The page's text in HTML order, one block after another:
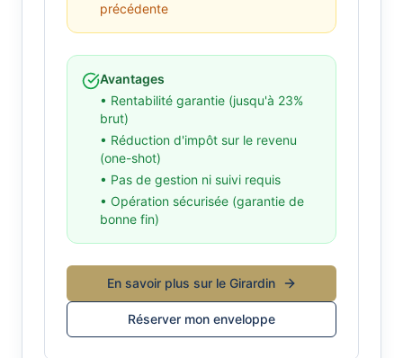
précédente
Avantages
• Rentabilité garantie (jusqu'à 23%
brut)
• Réduction d'impôt sur le revenu
(one-shot)
• Pas de gestion ni suivi requis
• Opération sécurisée (garantie de
bonne fin)
En savoir plus sur le Girardin
Réserver mon enveloppe